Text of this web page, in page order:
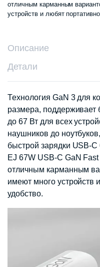
отличным карманным
устройств и любят
Описание
Детали
Технология GaN 3 для
размера,
до 67 Вт для всех
наушников до
быстрой зарядки USB-
EJ 67W USB-C GaN
отличным карманным
имеют много устройств
удобство.